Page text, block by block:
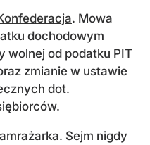
. Mowa
dochodowym
wolnej od podatku PIT
zmianie w ustawie
dot.
Sejm nigdy